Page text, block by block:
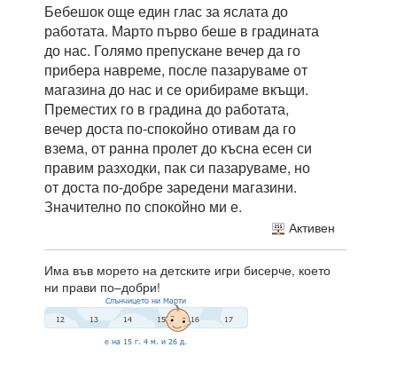
Бебешок още един глас за яслата до
работата. Марто първо беше в градината
до нас. Голямо препускане вечер да го
прибера навреме, после пазаруваме от
магазина до нас и се орибираме вкъщи.
Преместих го в градина до работата,
вечер доста по-спокойно отивам да го
взема, от ранна пролет до късна есен си
правим разходки, пак си пазаруваме, но
от доста по-добре заредени магазини.
Значително по спокойно ми е.
Активен
Има във морето на детските игри бисерче, което
ни прави по–добри!